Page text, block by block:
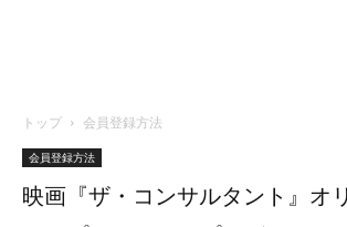
トップ 会員登録方法
会員登録方法
映画『ザ・コンサルタント』オ